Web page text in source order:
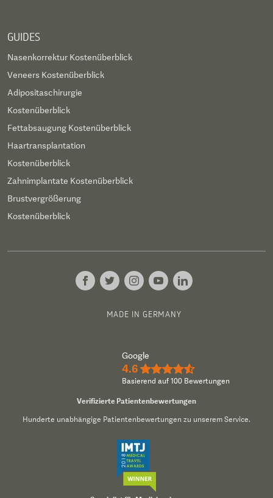
GUIDES
Nasenkorrektur Kostenüberblick
Veneers Kostenüberblick
Adipositaschirurgie
Kostenüberblick
Fettabsaugung Kostenüberblick
Haartransplantation
Kostenüberblick
Zahnimplantate Kostenüberblick
Brustvergrößerung
Kostenüberblick
MADE IN GERMANY
Google
4.6 ★★★★½
Basierend auf 100 Bewertungen
Verifizierte Patientenbewertungen
Hunderte unabhängige Patientenbewertungen zu unserem Service.